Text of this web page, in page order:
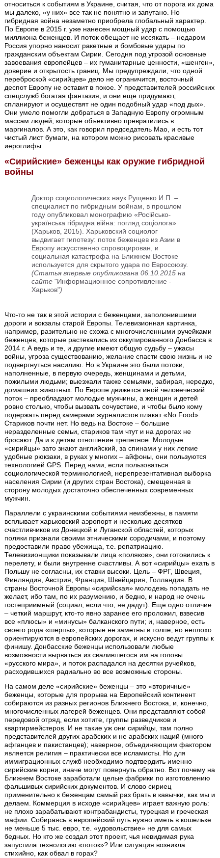
относиться к событиям в Украине, считая, что от порога их дома
мы далеко, «у них» все так не понятно и запутано. Но
гибридная война незаметно приобрела глобальный характер.
По Европе в 2015 г. уже нанесен мощный удар с помощью
миллиона беженцев. И поток обещает не иссякать – недаром
Россия упорно наносит ракетные и бомбовые удары по
гражданским объектам Сирии. Сегодня под угрозой основные
завоевания европейцев – их гуманитарные ценности, «шенген»,
доверие и открытость границ. Мы предупреждали, что одной
переброской «сирийцев» дело не ограничится, восточный
деспот Европу не оставит в покое. У представителей российских
спецслужб богатая фантазия, и они еще придумают,
спланируют и осуществят не один подобный удар «под дых».
Они умело помогли добраться в Западную Европу огромным
массам людей, которые объективно превратились в
маргиналов. А это, как говорил председатель Мао, и есть тот
чистый лист бумаги, на котором можно рисовать красивые
иероглифы.
«Сирийские» беженцы как оружие гибридной
войны
Доктор социологических наук Рущенко И.П. –
специалист по гибридным войнам, в прошлом
году опубликовал монографию «Російсько-
українська гібридна війна: погляд соціолога»
(Харьков, 2015). Харьковский социолог
выдвигает гипотезу: поток беженцев из Азии в
Европу искусственно спровоцирован, и
социальная катастрофа на Ближнем Востоке
используется для скрытого удара по Евросоюзу.
(Статья впервые опубликована 06.10.2015 на
сайте"Информационное сопротивление -
Харьков")
Что-то не так в этой истории с беженцами, заполонившими
дороги и вокзалы старой Европы. Телевизионная картинка,
например, разительно не схожа с многочисленными ручейками
беженцев, которые растекались из оккупированного Донбасса в
2014 г. А ведь и те, и другие имеют общую судьбу – ужасы
войны, угроза существованию, желание спасти свою жизнь и не
подвергнуться насилию. Но в Украине это были потоки,
наполненные, в первую очередь, женщинами и детьми,
пожилыми людьми; выезжали также семьями, забирая, нередко,
домашних животных. По Европе движется иной человеческий
поток – преобладают молодые мужчины, а женщин и детей
ровно столько, чтобы вызвать сочувствие, и чтобы было кому
подержать перед камерами журналистов плакат «No Food».
Стариков почти нет. Но ведь на Востоке – большие
неразделенные семьи, стариков там чтут и на дорогах не
бросают. Да и к детям отношение трепетное. Молодые
«сирийцы» зато знают английский, за спинами у них легкие
удобные рюкзаки, в руках у многих – айфоны, они пользуются
технологией GPS. Перед нами, если пользоваться
социологической терминологией, нерепрезентативная выборка
населения Сирии (и других стран Востока), смещенная в
сторону молодых достаточно обеспеченных современных
мужчин.
Параллели с украинскими событиями неизбежны, в памяти
всплывает харьковский аэропорт и несколько десятков
счастливчиков из Донецкой и Луганской областей, которых
поляки признали своими этническими сородичами, и поэтому
предоставили право убежища, т.е. репатриацию.
Телевизионщики показывали лица «поляков», они готовились к
перелету, и были внутренне счастливы. А вот «сирийцы» ехать в
Польшу не согласны, их ставки высоки. Цель – ФРГ, Швеция,
Финляндия, Австрия, Франция, Швейцария, Голландия. В
страны Восточной Европы «сирийская» молодежь попадать не
желает, ибо там, по их разумению, и бедно, и народ не очень
гостеприимный (социал, если что, не дадут). Еще одно отличие
– четкий маршрут, кто-то явно заранее его проложил, взвесив
все «плюсы» и «минусы» балканского пути; и, наверное, есть
своего рода «шерпы», которые не заметны в толпе, но неплохо
ориентируются в европейских дорогах, и искусно ведут группы к
финишу. Донбасские беженцы использовали любые
возможности вырваться из свалившегося им на головы
«русского мира», и поток распадался на десятки ручейков,
расходившихся радиально во все возможные стороны.
На самом деле «сирийские» беженцы – это «вторичные»
беженцы, которые для прорыва на Европейский континент
собираются из разных регионов Ближнего Востока, и, конечно,
многочисленных лагерей беженцев. Они представляют собой
передовой отряд, если хотите, группы разведчиков и
квартирмейстеров. И не такие уж они сирийцы, там полно
представителей других арабских и не арабских наций (много
афганцев и пакистанцев); наверное, объединяющим фактором
является религия – практически все исламисты. Но для
иммиграционных служб необходимо подтвердить именно
сирийские корни, иначе могут повернуть обратно. Вот почему на
Ближнем Востоке заработали целые фабрики по изготовлению
фальшивых сирийских документов. И слово сириец
применительно к беженцам самый раз брать в кавычки, как мы и
делаем. Коммерция в исходе «сирийцев» играет важную роль:
не плохо зарабатывают контрабандисты, турецкая и греческая
мафии. Собираясь в европейский путь нужно иметь в кошельке
не меньше 5 тыс. евро, т.е. «удовольствие» не для самых
бедных. Но кто же создал этот проект, чья невидимая рука
запустила технологию «поток»? Или ситуация возникла
стихийно, как обвал в горах?